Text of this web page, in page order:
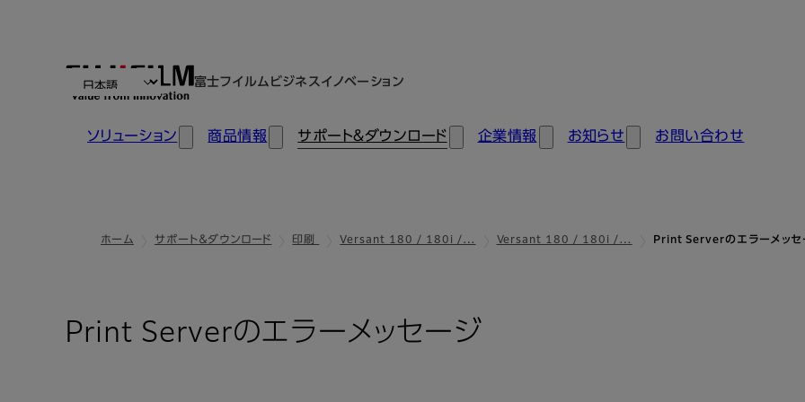
富士フイルムビジネスイノベーション
ソリューション 商品情報 サポート＆ダウンロード 企業情報 お知らせ お問い合わせ
ホーム サポート＆ダウンロード 印刷 Versant 180 / 180i /… Versant 180 / 180i /… Print Serverのエラーメッセ
Print Serverのエラーメッセージ